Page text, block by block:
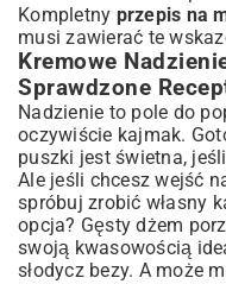
Kompletny przepis na
musi zawierać te
Kremowe
Sprawdzone
Nadzienie to pole do
oczywiście kajmak.
puszki jest świetna,
Ale jeśli chcesz wejść
spróbuj zrobić własny
opcja? Gęsty dżem
swoją kwasowością
słodycz bezy. A może